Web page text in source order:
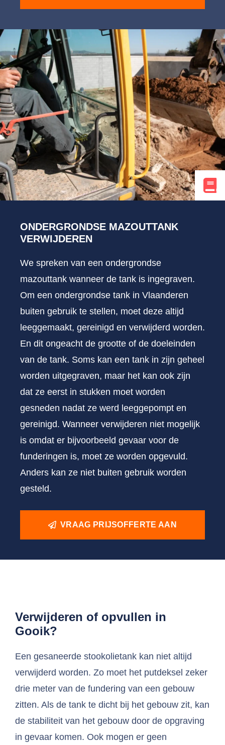
ONDERGRONDSE MAZOUTTANK
VERWIJDEREN
We spreken van een ondergrondse
mazouttank wanneer de tank is ingegraven.
Om een ondergrondse tank in Vlaanderen
buiten gebruik te stellen, moet deze altijd
leeggemaakt, gereinigd en verwijderd worden.
En dit ongeacht de grootte of de doeleinden
van de tank. Soms kan een tank in zijn geheel
worden uitgegraven, maar het kan ook zijn
dat ze eerst in stukken moet worden
gesneden nadat ze werd leeggepompt en
gereinigd. Wanneer verwijderen niet mogelijk
is omdat er bijvoorbeeld gevaar voor de
funderingen is, moet ze worden opgevuld.
Anders kan ze niet buiten gebruik worden
gesteld.
VRAAG PRIJSOFFERTE AAN
Verwijderen of opvullen in
Gooik?
Een gesaneerde stookolietank kan niet altijd
verwijderd worden. Zo moet het putdeksel zeker
drie meter van de fundering van een gebouw
zitten. Als de tank te dicht bij het gebouw zit, kan
de stabiliteit van het gebouw door de opgraving
in gevaar komen. Ook mogen er geen